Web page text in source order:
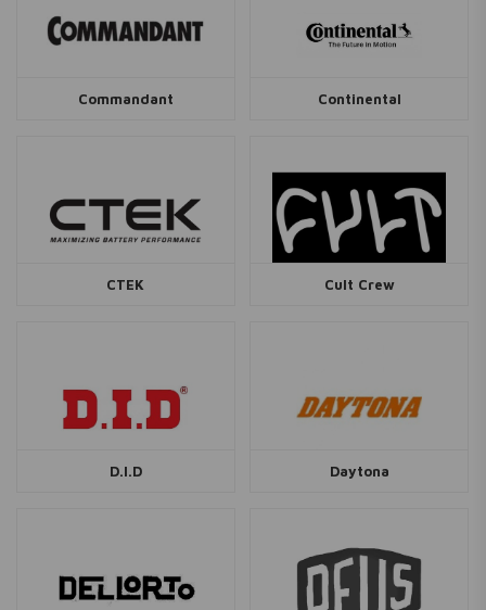
Commandant Continental
CTEK Cult Crew
D.I.D Daytona